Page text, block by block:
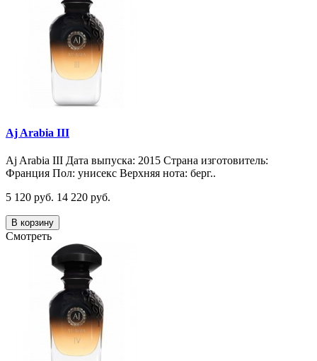
Aj Arabia III
Aj Arabia III Дата выпуска: 2015 Страна изготовитель:
Франция Пол: унисекс Верхняя нота: берг..
5 120 руб. 14 220 руб.
В корзину
Смотреть